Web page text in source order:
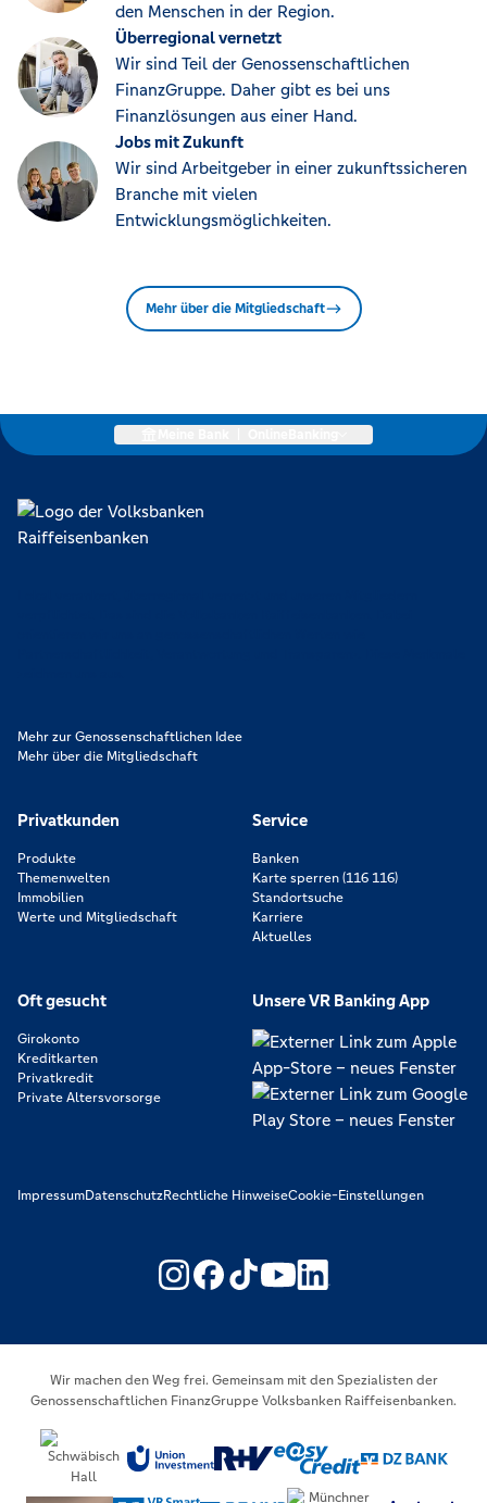
den Menschen in der Region.
Überregional vernetzt
Wir sind Teil der Genossenschaftlichen
FinanzGruppe. Daher gibt es bei uns
Finanzlösungen aus einer Hand.
Jobs mit Zukunft
Wir sind Arbeitgeber in einer zukunftssicheren
Branche mit vielen
Entwicklungsmöglichkeiten.
Mehr über die Mitgliedschaft
Mehr zur Genossenschaftlichen Idee
Mehr über die Mitgliedschaft
Privatkunden
Produkte
Themenwelten
Immobilien
Werte und Mitgliedschaft
Service
Banken
Karte sperren (116 116)
Standortsuche
Karriere
Aktuelles
Oft gesucht
Girokonto
Kreditkarten
Privatkredit
Private Altersvorsorge
Unsere VR Banking App
ImpressumDatenschutzRechtliche HinweiseCookie-Einstellungen
https://www.youtube.com/
https://
Wir machen den Weg frei. Gemeinsam mit den Spezialisten der
Genossenschaftlichen FinanzGruppe Volksbanken Raiffeisenbanken.